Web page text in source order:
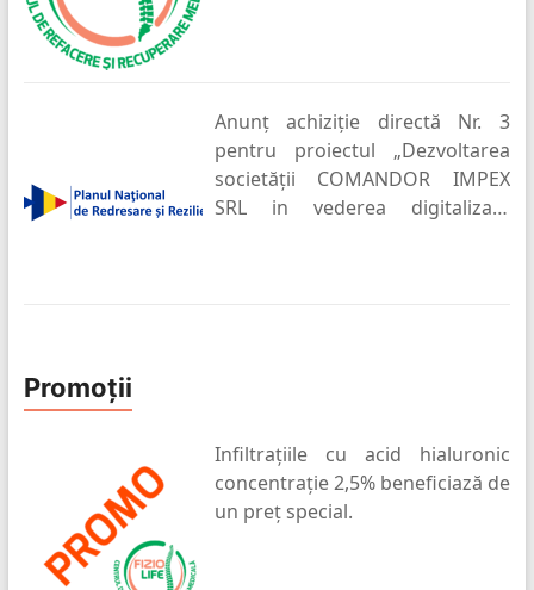
Anunț achiziție directă Nr. 3
pentru proiectul „Dezvoltarea
societății COMANDOR IMPEX
SRL in vederea digitalizarii
Promoții
Infiltrațiile cu acid hialuronic
concentrație 2,5% beneficiază de
un preț special.